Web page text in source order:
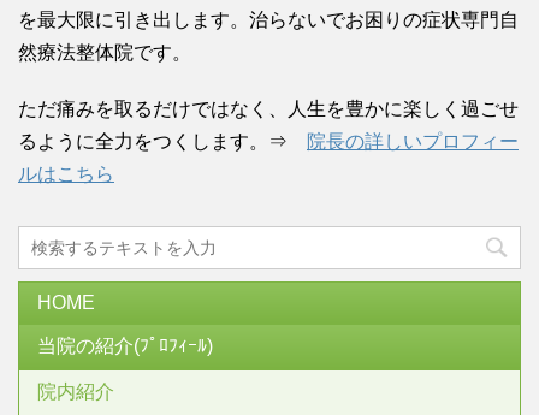
を最大限に引き出します。治らないでお困りの症状専門自
然療法整体院です。
ただ痛みを取るだけではなく、人生を豊かに楽しく過ごせ
るように全力をつくします。⇒
院長の詳しいプロフィー
ルはこちら
HOME
当院の紹介(ﾌﾟﾛﾌｨｰﾙ)
院内紹介